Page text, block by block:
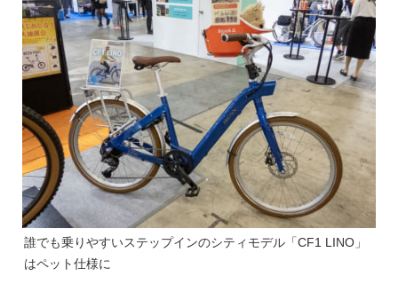
誰でも乗りやすいステップインのシティモデル「CF1 LINO」
はペット仕様に